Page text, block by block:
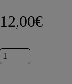
12,00€
Inspired by VANILLA